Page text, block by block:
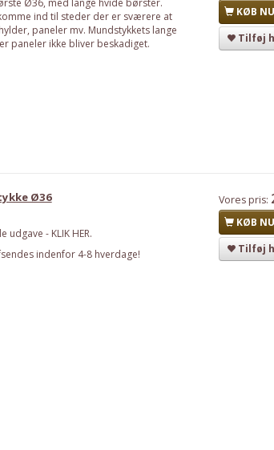
ind til steder der er sværere at
paneler mv. Mundstykkets lange
paneler ikke bliver beskadiget.
KØB NU
Tilføj
Ø36
- KLIK HER.
indenfor 4-8 hverdage!
Vores pris:
KØB NU
Tilføj